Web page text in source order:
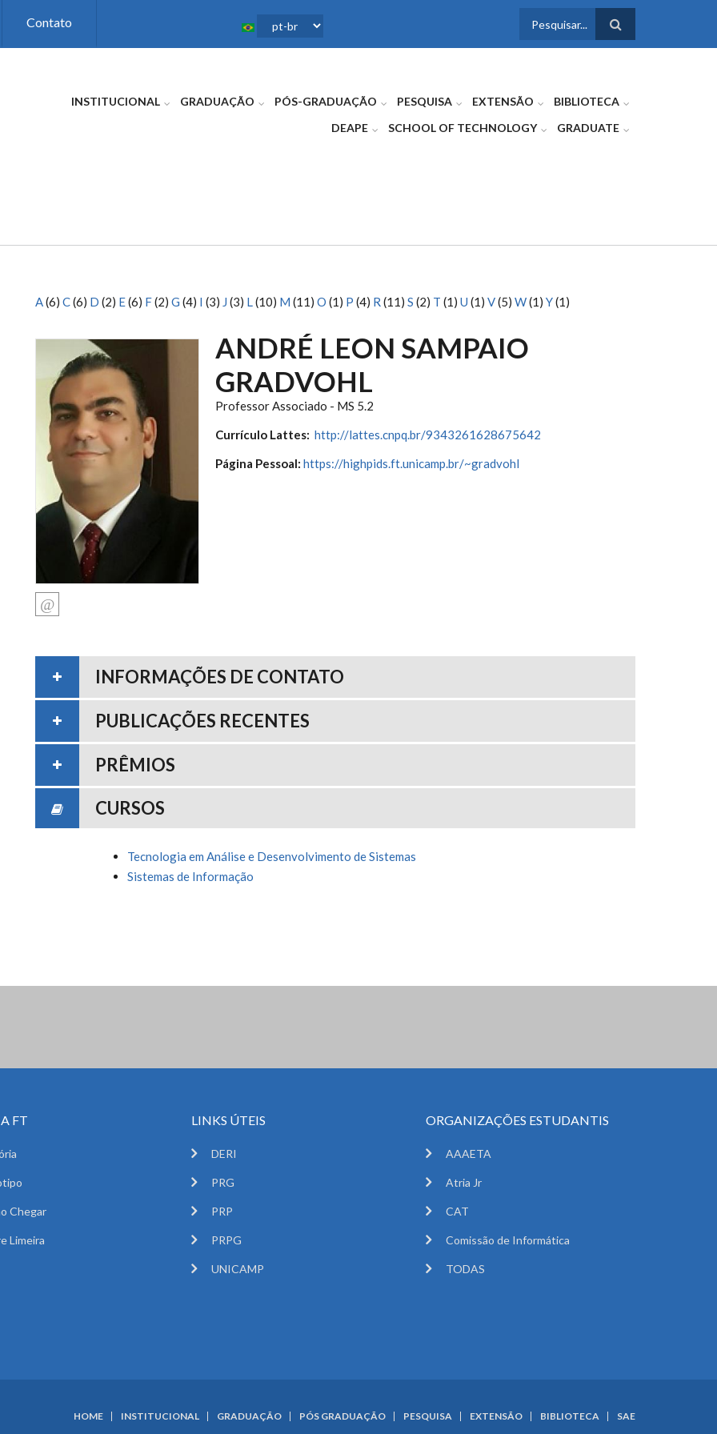
Contato
FORMULÁRIO
INSTITUCIONAL GRADUAÇÃO PÓS-GRADUAÇÃO PESQUISA EXTENSÃO
BIBLIOTECA
DEAPE
SCHOOL OF TECHNOLOGY GRADUATE
A(6) C(6) D (2) E(6) F(2) G (4) I (3) J (3) L(10) M (11) O (1) P (4) R (11) S (2) T (1) U (1) V(5) W(1) Y(1)
ANDRÉ LEON SAMPAIO
GRADVOHL
Professor Associado - MS 5.2
Currículo Lattes: http://lattes.cnpq.br/9343261628675642
Página Pessoal: https://highpids.ft.unicamp.br/~gradvohl
INFORMAÇÕES DE CONTATO
PUBLICAÇÕES RECENTES
PRÊMIOS
CURSOS
Tecnologia em Análise e Desenvolvimento de Sistemas
Sistemas de Informação
FT
Chegar
Limeira
LINKS ÚTEIS
DERI
PRG
PRP
PRPG
UNICAMP
ORGANIZAÇÕES ESTUDANTIS
AAAETA
Atria Jr
CAT
Comissão de Informática
TODAS
HOME INSTITUCIONAL GRADUAÇÃO PÓS GRADUAÇÃO PESQUISA EXTENSÃO BIBLIOTECA SAE